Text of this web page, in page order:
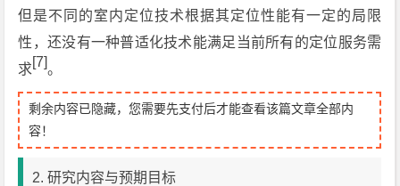
但是不同的室内定位技术根据其定位性能有一定的局限
性，还没有一种普适化技术能满足当前所有的定位服务需
求[7]。
剩余内容已隐藏，您需要先支付后才能查看该篇文章全部内
容！
2. 研究内容与预期目标